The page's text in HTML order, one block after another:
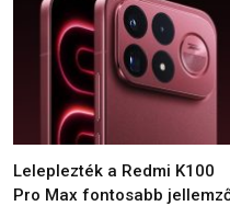
Leleplezték a Redmi K100
Pro Max fontosabb